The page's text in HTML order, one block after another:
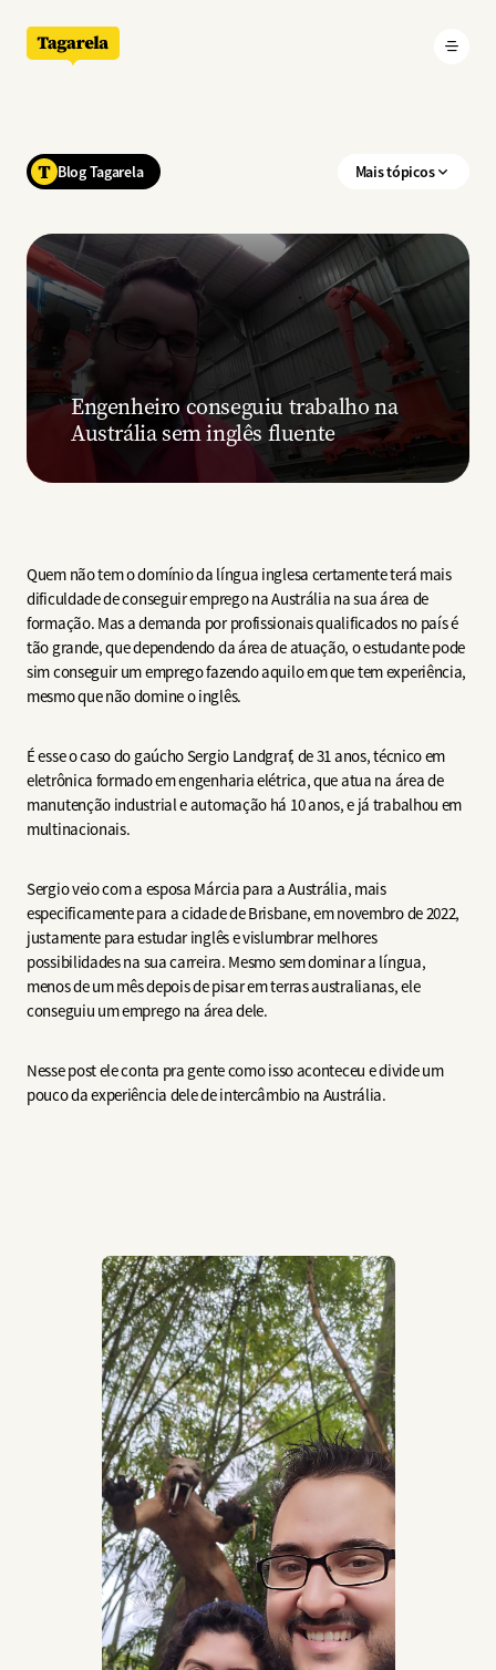
Blog Tagarela Mais tópicos
Engenheiro conseguiu trabalho na
Austrália sem inglês fluente
Quem não tem o domínio da língua inglesa certamente terá mais
dificuldade de conseguir emprego na Austrália na sua área de
formação. Mas a demanda por profissionais qualificados no país é
tão grande, que dependendo da área de atuação, o estudante pode
sim conseguir um emprego fazendo aquilo em que tem experiência,
mesmo que não domine o inglês.
É esse o caso do gaúcho Sergio Landgraf, de 31 anos, técnico em
eletrônica formado em engenharia elétrica, que atua na área de
manutenção industrial e automação há 10 anos, e já trabalhou em
multinacionais.
Sergio veio com a esposa Márcia para a Austrália, mais
especificamente para a cidade de Brisbane, em novembro de 2022,
justamente para estudar inglês e vislumbrar melhores
possibilidades na sua carreira. Mesmo sem dominar a língua,
menos de um mês depois de pisar em terras australianas, ele
conseguiu um emprego na área dele.
Nesse post ele conta pra gente como isso aconteceu e divide um
pouco da experiência dele de intercâmbio na Austrália.